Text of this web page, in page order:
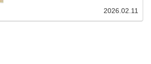
2026.02.11